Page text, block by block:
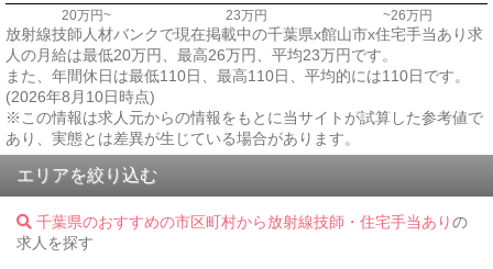
20万円~ 23万円 ~26万円
放射線技師人材バンクで現在掲載中の千葉県x館山市x住宅手当あり求
人の月給は最低20万円、最高26万円、平均23万円です。
また、年間休日は最低110日、最高110日、平均的には110日です。
(2026年8月10日時点)
※この情報は求人元からの情報をもとに当サイトが試算した参考値で
あり、実態とは差異が生じている場合があります。
エリアを絞り込む
千葉県のおすすめの市区町村から放射線技師・住宅手当ありの
求人を探す